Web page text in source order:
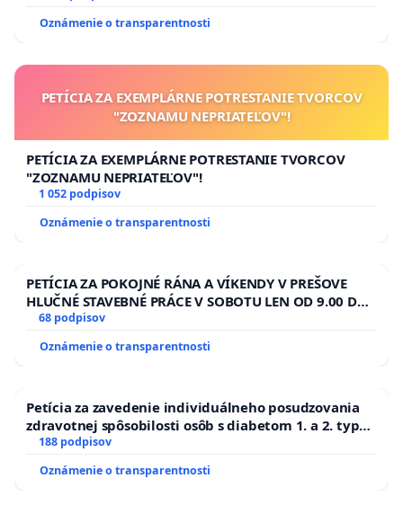
Dúbravská cesta 9, 845 23, Bratislava
ichtyologická spoločnosť, Katedra ekológie,
Prešovská univerzita, Ul. 17. novembra 15., 080 01
Prešov
Vo Zvolene, 5. 6. 2020
Viac informácií nájdeteTU.
Oznámenie o transparentnosti
PETÍCIA ZA EXEMPLÁRNE POTRESTANIE TVORCOV
"ZOZNAMU NEPRIATEĽOV"!
PETÍCIA ZA EXEMPLÁRNE POTRESTANIE TVORCOV
"ZOZNAMU NEPRIATEĽOV"!
1 052 podpisov
Oznámenie o transparentnosti
PETÍCIA ZA POKOJNÉ RÁNA A VÍKENDY V PREŠOVE
HLUČNÉ STAVEBNÉ PRÁCE V SOBOTU LEN OD 9.00 DO
13.00 HOD., CEZ PRACOVNÝ TÝŽDEŇ CIEĽ 8.00 – 18.00
ĎUMBIERSKEJ/MAGU
68 podpisov
Oznámenie o transparentnosti
Petícia za zavedenie individuálneho posudzovania
zdravotnej spôsobilosti osôb s diabetom 1. a 2. typu
pri prijímaní do Policajného zboru SR
188 podpisov
Oznámenie o transparentnosti